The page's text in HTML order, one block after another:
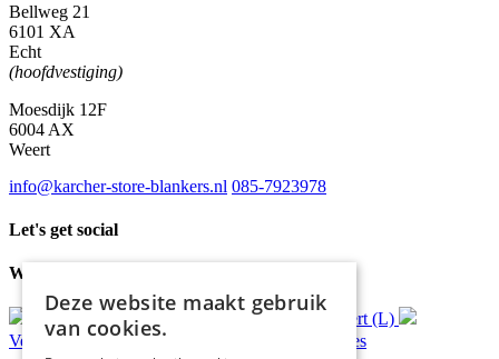
Bellweg 21
6101 XA
Echt
(hoofdvestiging)
Moesdijk 12F
6004 AX
Weert
info@karcher-store-blankers.nl 085-7923978
Let's get social
Waar wij voor staan
bezorging*
Ophalen in Echt of Weert (L)
Verzonden binnen 48 uur* advies
Deze website maakt gebruik
van cookies.